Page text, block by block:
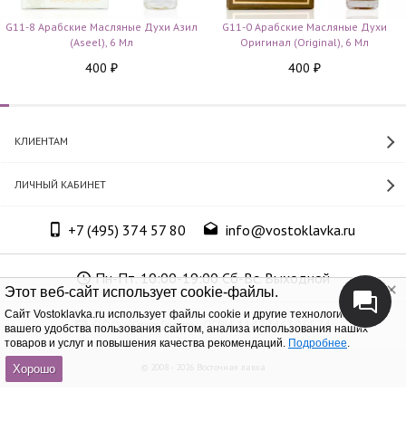
Этот веб-сайт использует cookie-файлы.
Cайт Vostoklavka.ru использует файлы cookie и другие технологии для
вашего удобства пользования сайтом, анализа использования наших
товаров и услуг и повышения качества рекомендаций. Подробнее.
Хорошо
G11-8 Арабские Масляные Духи Азил
(Aseel), 6 Мл
400 ₽
G11-0 Арабские Масляные Духи
Оригинал (Original), 6 Мл
400 ₽
КЛИЕНТАМ
ЛИЧНЫЙ КАБИНЕТ
+7 (495) 374 57 80 info@vostoklavka.ru
Пн-Пт. 10:00-19:00 Сб-Вс. Выходной
ООО «Юнит Групп», ОГРН 1147746305574